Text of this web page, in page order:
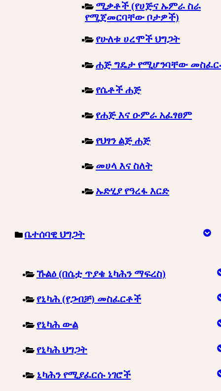
ሚቃቶች (የሀጅና ኡምራ ስራ
የሚጀመርባቸው ቦታዎች)
የሁለቱ ሀረሞች ህግጋት
ሐጅ ግዴታ የሚሆንባቸው
የሴቶች ሐጅ
የሐጅ እና ዑምራ አፈፃፀም
የህፃን ልጅ ሐጅ
መሀላ እና ስለት
ኡድሂያ የዓረፋ እርድ
ቤተሰባዊ ህግጋት
ኹልዕ (በሴቷ ጥያቄ ኒካሕን ማፍረስ)
የኒካሕ (የጋብቻ) መስፈርቶች
የኒካሕ ውል
የኒካሕ ህግጋት
ኒካሕን የሚያፈርሱ ነገሮች